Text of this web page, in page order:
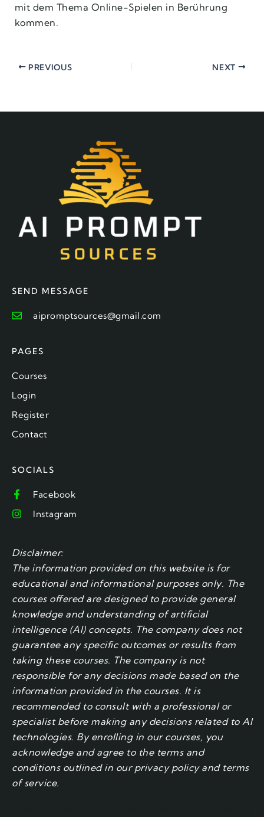
mit dem Thema Online-Spielen in Berührung
kommen.
PREVIOUS NEXT
SEND MESSAGE
aipromptsources@gmail.com
PAGES
Courses
Login
Register
Contact
SOCIALS
Facebook
Instagram
Disclaimer:
The information provided on this website is for
educational and informational purposes only. The
courses offered are designed to provide general
knowledge and understanding of artificial
intelligence (AI) concepts. The company does not
guarantee any specific outcomes or results from
taking these courses. The company is not
responsible for any decisions made based on the
information provided in the courses. It is
recommended to consult with a professional or
specialist before making any decisions related to AI
technologies. By enrolling in our courses, you
acknowledge and agree to the terms and
conditions outlined in our privacy policy and terms
of service.